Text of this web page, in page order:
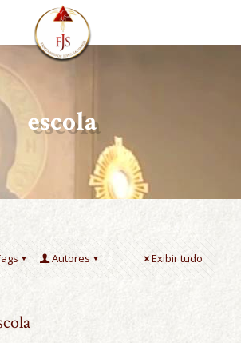
escola
Autores Exibir tudo